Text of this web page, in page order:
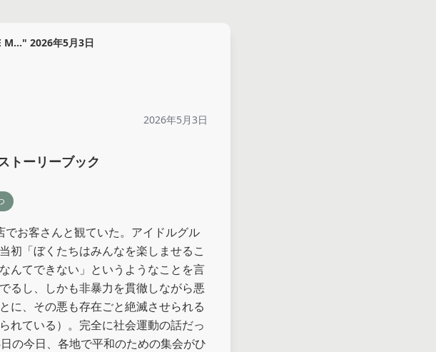
M..." 2026年5月3日
2026年5月3日
トーリーブック
お客さんと観ていた。アイドルグル
初「ぼくたちはみんなを楽しませるこ
んてできない」というようなことを言
るし、しかも非暴力を貫徹しながら悪
に、その悪も存在ごと絶滅させられる
れている）。完全に社会運動の話だっ
の今日、各地で平和のための集会がひ